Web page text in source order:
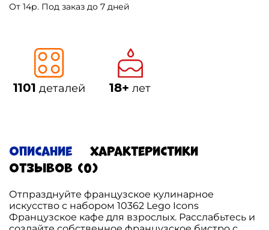
От 14р. Под заказ до 7 дней
1101 деталей 18+ лет
Описание
Характеристики
Отзывов (0)
Отпразднуйте французское кулинарное
искусство с набором 10362 Lego Icons
Французское кафе для взрослых. Расслабьтесь и